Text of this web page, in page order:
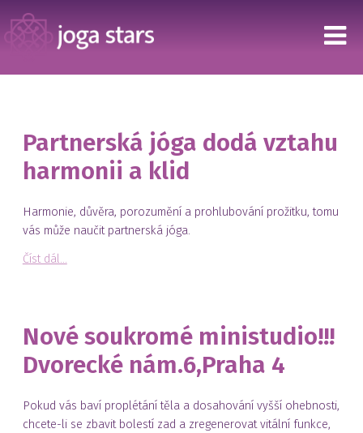
Partnerská jóga dodá vztahu
harmonii a klid
Harmonie, důvěra, porozumění a prohlubování prožitku, tomu
vás může naučit partnerská jóga.
Číst dál...
Nové soukromé ministudio!!!
Dvorecké nám.6,Praha 4
Pokud vás baví proplétání těla a dosahování vyšší ohebnosti,
chcete-li se zbavit bolestí zad a zregenerovat vitální funkce,